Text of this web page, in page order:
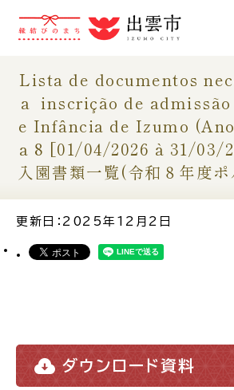
市民の方 （くらし・行政・議会）
事業者の方
観光される方
移住・定住をお考えの方
For Foreigners
ふるさと納税
Lista de documentos
a inscrição de
e Infância de Izumo
a 8 [01/04/2026 à 31/03/
入園書類一覧(令和８年度
更新日：2025年12月2日
ダウンロード資料